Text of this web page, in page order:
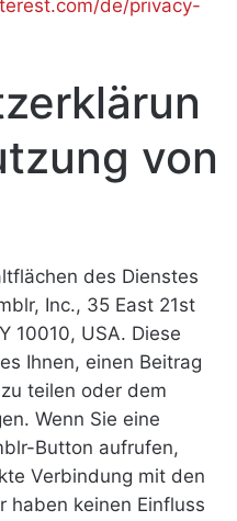
de/privacy-
von
des Dienstes
Inc., 35 East 21st
10010, USA. Diese
Ihnen, einen Beitrag
teilen oder dem
Wenn Sie eine
Button aufrufen,
Verbindung mit den
haben keinen Einfluss